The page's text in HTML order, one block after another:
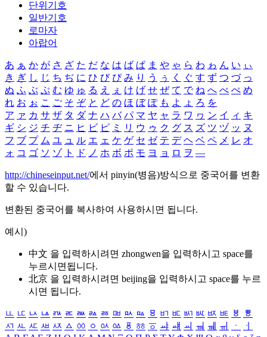
단위기호
일반기호
로마자
아랍어
あ ぁ か が さ ざ た だ な は ば ぱ ま や ゃ ら わ ゎ ん い ぃ
き ぎ し じ ち ぢ に ひ び ぴ み り う ぅ く ぐ す ず つ づ っ
ぬ ふ ぶ ぷ む ゆ ゅ る え ぇ け げ せ ぜ て で ね へ べ ぺ め
れ お ぉ こ ご そ ぞ と ど の ほ ぼ ぽ も よ ょ ろ を
ア ァ カ サ ザ タ ダ ナ ハ バ パ マ ヤ ャ ラ ワ ヮ ン イ ィ キ
ギ シ ジ チ ヂ ニ ヒ ビ ピ ミ リ ウ ゥ ク グ ス ズ ツ ヅ ッ ヌ
フ ブ プ ム ユ ュ ル エ ェ ケ ゲ セ ゼ テ デ ヘ ベ ペ メ レ オ
ォ コ ゴ ソ ゾ ト ド ノ ホ ボ ポ モ ヨ ョ ロ ヲ ―
http://chineseinput.net/에서 pinyin(병음)방식으로 중국어를 변환
할 수 있습니다.
변환된 중국어를 복사하여 사용하시면 됩니다.
예시)
中文 을 입력하시려면 zhongwen을 입력하시고 space를
누르시면됩니다.
北京 을 입력하시려면 beijing을 입력하시고 space를 누르
시면 됩니다.
ㅥ ㅦ ㅧ ㅨ ㅩ ㅪ ㅫ ㅬ ㅭ ㅮ ㅯ ㅰ ㅱ ㅲ ㅳ ㅴ ㅵ ㅶ ㅷ ㅸ
ㅹ
ㅺ ㅻ ㅼ ㅽ ㅾ ㅿ ㆀ ㆁ ㆂ ㆃ ㆄ ㆅ ㆆ ㆇ ㆈ ㆉ ㆊ ㆋ ㆌ ㆍ
ㆎ